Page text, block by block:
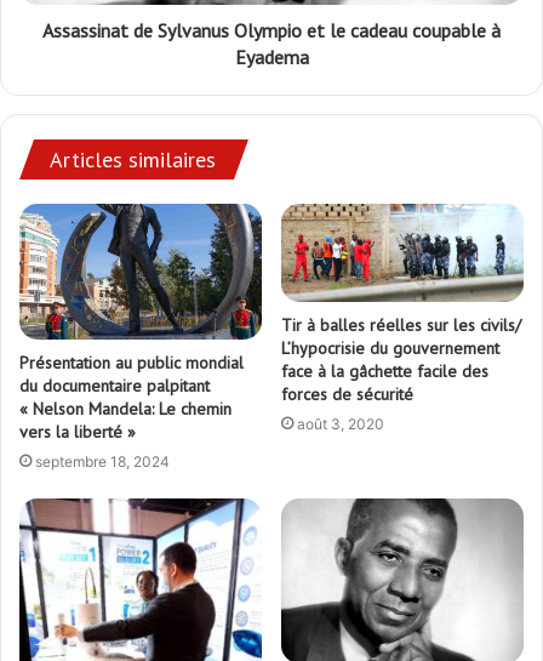
Assassinat de Sylvanus Olympio et le cadeau coupable à
Eyadema
Articles similaires
Présentation au public mondial
du documentaire palpitant
« Nelson Mandela: Le chemin
vers la liberté »
septembre 18, 2024
Tir à balles réelles sur les civils/
L’hypocrisie du gouvernement
face à la gâchette facile des
forces de sécurité
août 3, 2020